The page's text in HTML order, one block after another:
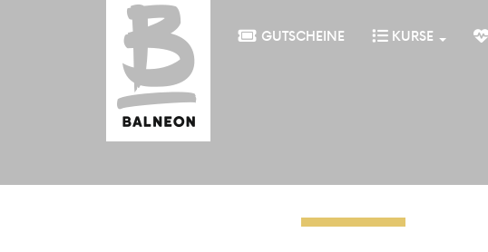
GUTSCHEINE KURSE